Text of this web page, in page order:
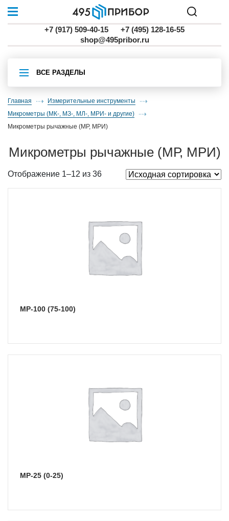
+7 (917) 509-40-15
+7 (495) 128-16-55
shop@495pribor.ru
ВСЕ РАЗДЕЛЫ
Главная
Измерительные инструменты
микрометры (МК-, МЗ-, МЛ-, МРИ- и другие)
микрометры рычажные (МР, МРИ)
микрометры рычажные (МР, МРИ)
Отображение 1–12 из 36
МР-100 (75-100)
МР-25 (0-25)